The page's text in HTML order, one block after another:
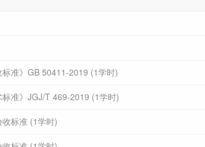
准》GB 50411-2019 (1学时)
准》JGJ/T 469-2019 (1学时)
标准 (1学时)